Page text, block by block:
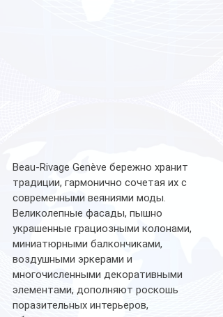
Beau-Rivage Genève бережно хранит
традиции, гармонично сочетая их с
современными веяниями моды.
Великолепные фасады, пышно
украшенные грациозными колонами,
миниатюрными балкончиками,
воздушными эркерами и
многочисленными декоративными
элементами, дополняют роскошь
поразительных интерьеров,